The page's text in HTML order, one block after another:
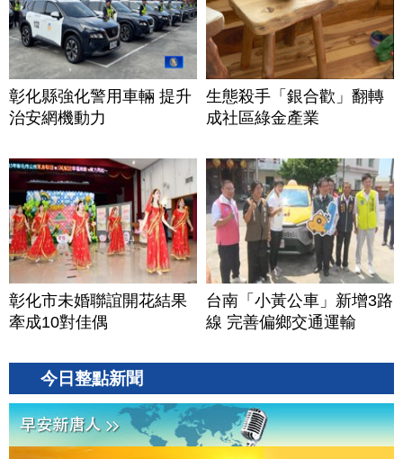
彰化縣強化警用車輛 提升
治安網機動力
生態殺手「銀合歡」翻轉
成社區綠金產業
彰化市未婚聯誼開花結果
牽成10對佳偶
台南「小黃公車」新增3路
線 完善偏鄉交通運輸
今日整點新聞